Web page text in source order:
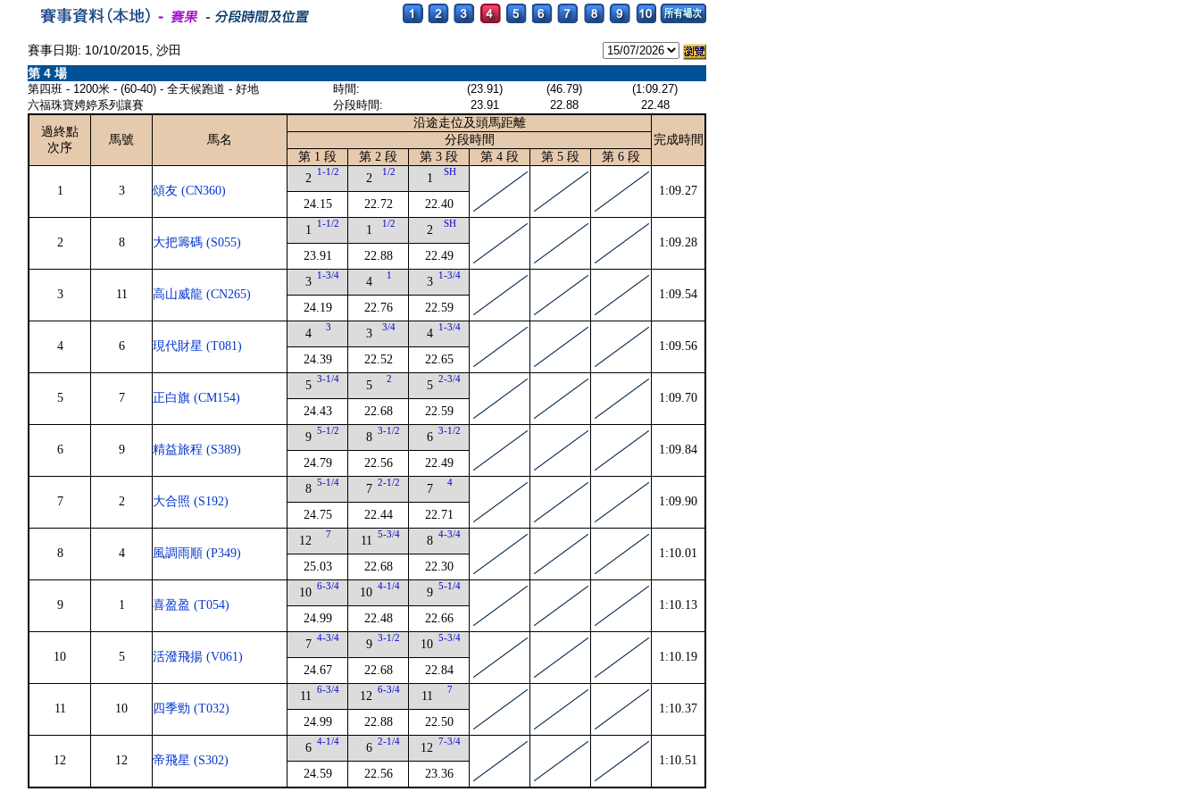
賽事日期: 10/10/2015, 沙田
第 4 場
第四班 - 1200米 - (60-40) - 全天候跑道 - 好地
六福珠寶娉婷系列讓賽
時間: (23.91) (46.79)
(1:09.27)
分段時間:
23.91 22.88
22.48
過終點
次序
馬號 馬名
沿途走位及頭馬距離
完成時間
分段時間
第 1 段
第 2 段 第 3 段 第 4 段 第 5 段 第 6 段
1 3 頌友 (CN360)
2 1-1/2
24.15
2 1/2
22.72
1 SH
22.40
1:09.27
2 8 大把籌碼 (S055)
1 1-1/2
23.91
1 1/2
22.88
2 SH
22.49
1:09.28
3 11 高山威龍 (CN265)
3 1-3/4
24.19
4 1
22.76
3 1-3/4
22.59
1:09.54
4 6 現代財星 (T081)
4 3
24.39
3 3/4
22.52
4 1-3/4
22.65
1:09.56
5 7 正白旗 (CM154)
5 3-1/4
24.43
5 2
22.68
5 2-3/4
22.59
1:09.70
6 9 精益旅程 (S389)
9 5-1/2
24.79
8 3-1/2
22.56
6 3-1/2
22.49
1:09.84
7 2 大合照 (S192)
8 5-1/4
24.75
7 2-1/2
22.44
7 4
22.71
1:09.90
8 4 風調雨順 (P349)
12 7
25.03
11 5-3/4
22.68
8 4-3/4
22.30
1:10.01
9 1 喜盈盈 (T054)
10 6-3/4
24.99
10 4-1/4
22.48
9 5-1/4
22.66
1:10.13
10 5 活潑飛揚 (V061)
7 4-3/4
24.67
9 3-1/2
22.68
10 5-3/4
22.84
1:10.19
11 10 四季勁 (T032)
11 6-3/4
24.99
12 6-3/4
22.88
11 7
22.50
1:10.37
12 12 帝飛星 (S302)
6 4-1/4
24.59
6 2-1/4
22.56
12 7-3/4
23.36
1:10.51